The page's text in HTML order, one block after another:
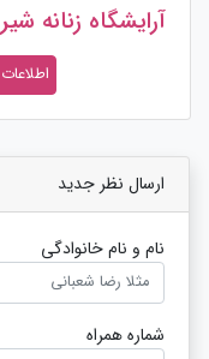
آرایشگاه زنانه
ارسال نظر جدید
نام و نام خانوادگی
شماره همراه